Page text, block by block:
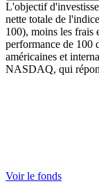
L'objectif
nette totale de
100), moins les frais
performance de 100
américaines et
NASDAQ, qui
Voir le fonds